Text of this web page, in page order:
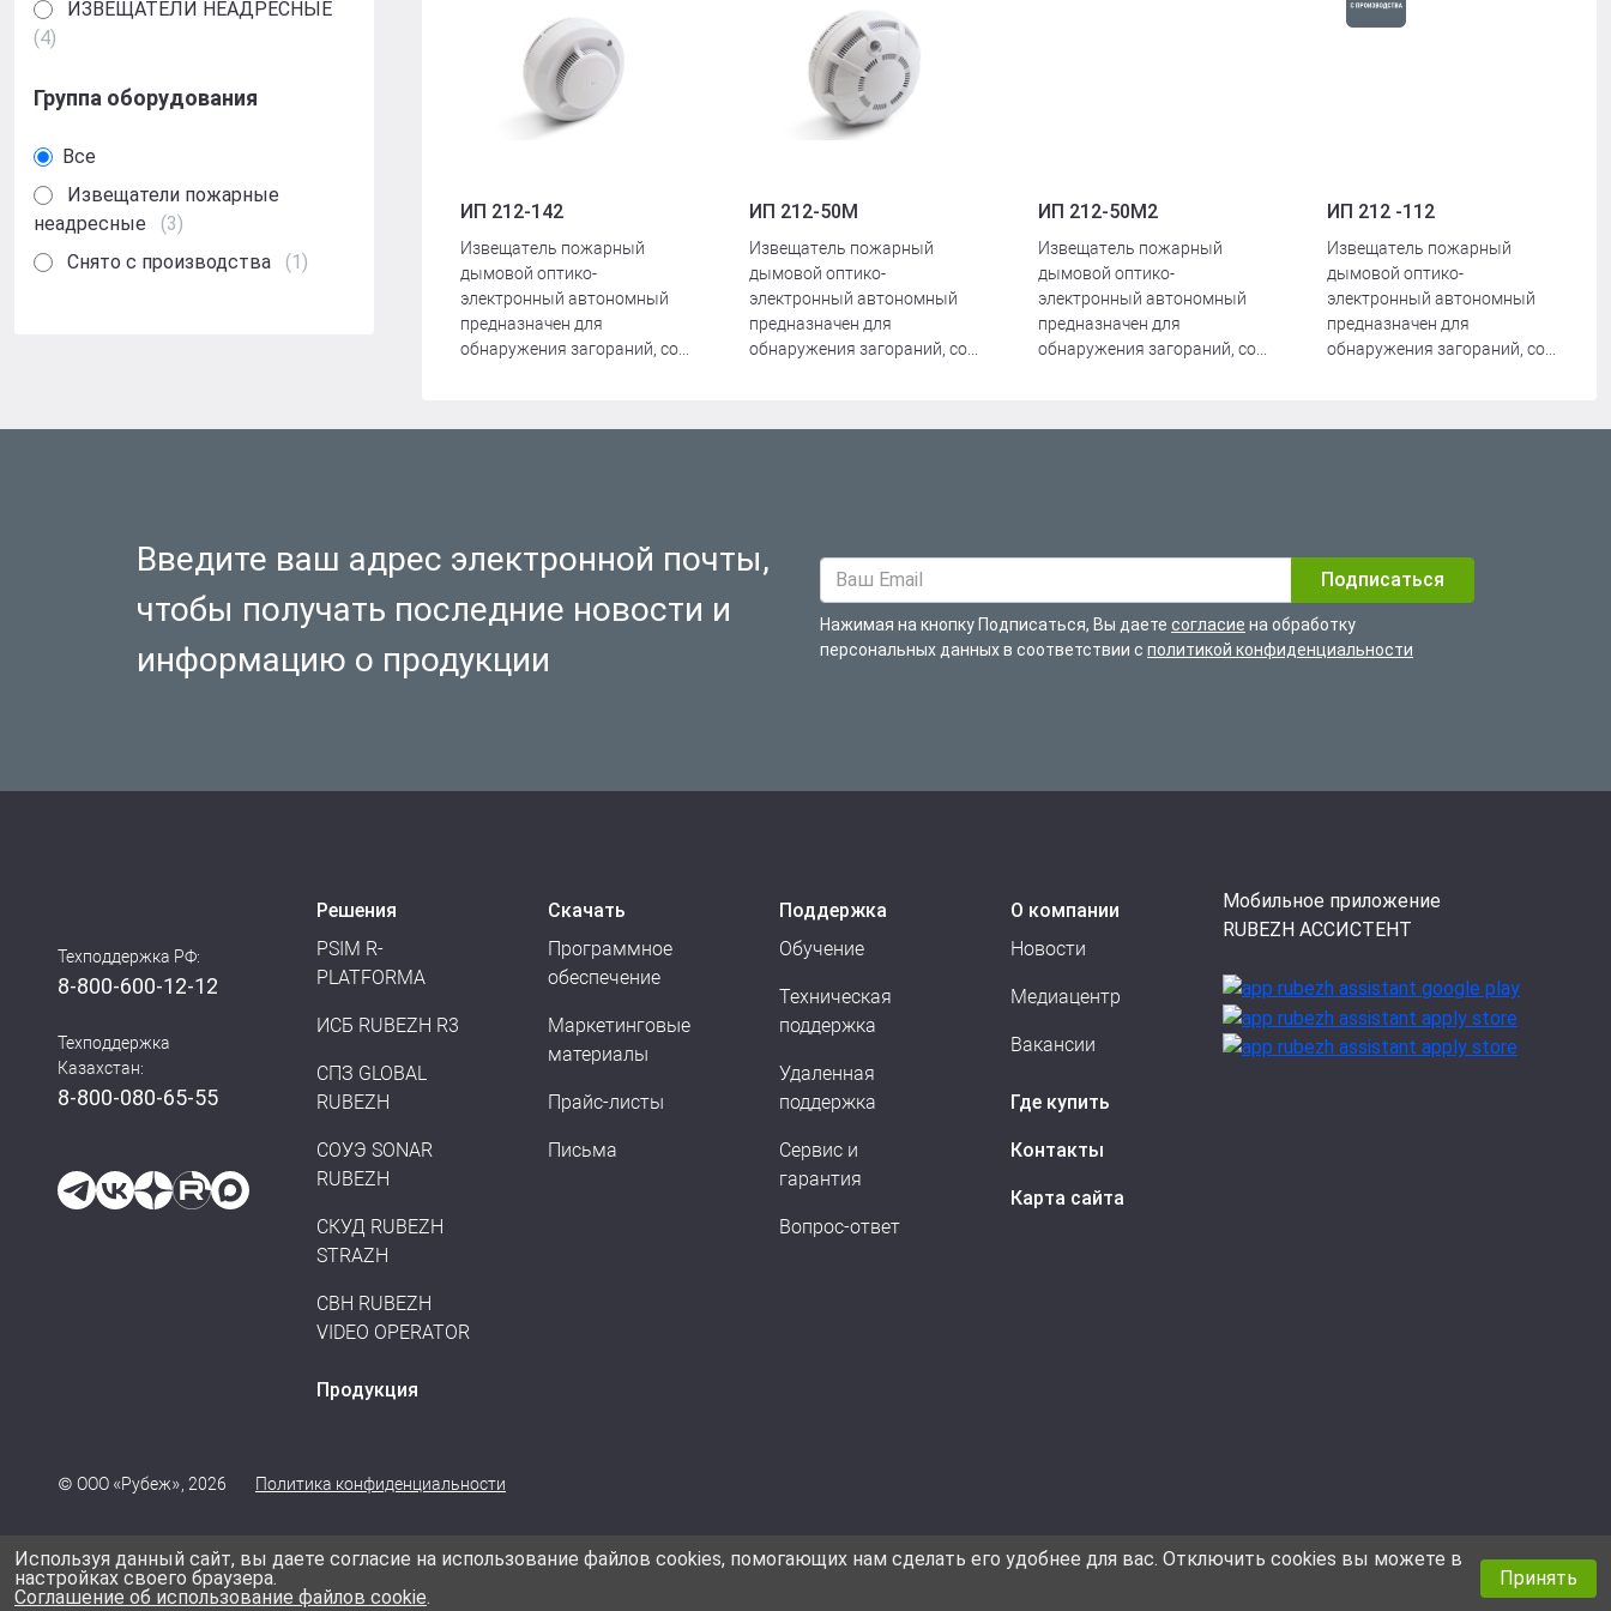
ИЗВЕЩАТЕЛИ НЕАДРЕСНЫЕ
(4)
Группа оборудования
Все
Извещатели пожарные
неадресные
(3)
Снято с производства
(1)
ИП 212-142
Извещатель пожарный
дымовой оптико-
электронный автономный
предназначен для
обнаружения загораний, со...
ИП 212-50М
Извещатель пожарный
дымовой оптико-
электронный автономный
предназначен для
обнаружения загораний, со...
ИП 212-50М2
Извещатель пожарный
дымовой оптико-
электронный автономный
предназначен для
обнаружения загораний, со...
ИП 212 -112
Извещатель пожарный
дымовой оптико-
электронный автономный
предназначен для
обнаружения загораний, со...
Введите ваш адрес электронной почты,
чтобы получать последние новости и
информацию о продукции
Нажимая на кнопку Подписаться, Вы даете согласие на обработку
персональных данных в соответствии с политикой конфиденциальности
Техподдержка РФ:
8-800-600-12-12
Техподдержка
Казахстан:
8-800-080-65-55
Решения
PSIM R-
PLATFORMA
ИСБ RUBEZH R3
СПЗ GLOBAL
RUBEZH
СОУЭ SONAR
RUBEZH
СКУД RUBEZH
STRAZH
СВН RUBEZH
VIDEO OPERATOR
Продукция
Скачать
Программное
обеспечение
Маркетинговые
материалы
Прайс-листы
Письма
Поддержка
Обучение
Техническая
поддержка
Удаленная
поддержка
Сервис и
гарантия
Вопрос-ответ
О компании
Новости
Медиацентр
Вакансии
Где купить
Контакты
Карта сайта
Мобильное приложение
RUBEZH АССИСТЕНТ
© ООО «Рубеж», 2026 Политика конфиденциальности
Используя данный сайт, вы даете согласие на использование файлов cookies, помогающих нам сделать его удобнее для вас. Отключить cookies вы можете в
настройках своего браузера.
Соглашение об использование файлов cookie.
Принять